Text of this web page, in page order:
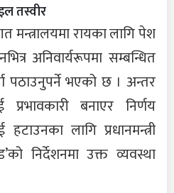
तस्वीर
मन्त्रालयमा रायका लागि पेश
अनिवार्यरूपमा सम्बन्धित
पठाउनुपर्ने भएको छ । अन्तर
प्रभावकारी बनाएर निर्णय
हटाउनका लागि प्रधानमन्त्री
निर्देशनमा उक्त व्यवस्था